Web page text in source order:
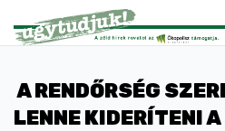
A RENDŐRSÉG
LENNE KIDERÍTENI